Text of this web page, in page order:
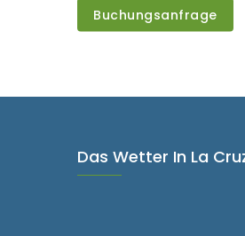
Buchungsanfrage
Das Wetter In La